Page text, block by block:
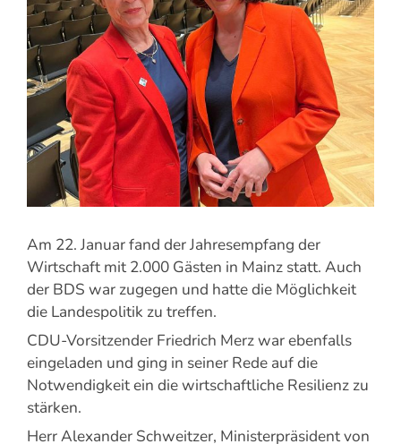
Am 22. Januar fand der Jahresempfang der
Wirtschaft mit 2.000 Gästen in Mainz statt. Auch
der BDS war zugegen und hatte die Möglichkeit
die Landespolitik zu treffen.
CDU-Vorsitzender Friedrich Merz war ebenfalls
eingeladen und ging in seiner Rede auf die
Notwendigkeit ein die wirtschaftliche Resilienz zu
stärken.
Herr Alexander Schweitzer, Ministerpräsident von